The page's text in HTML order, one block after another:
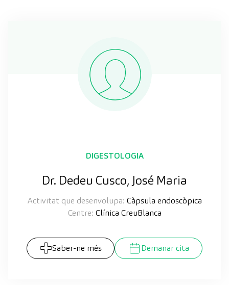
DIGESTOLOGIA
Dr. Dedeu Cusco, José Maria
Activitat que desenvolupa: Càpsula endoscòpica
Centre: Clínica CreuBlanca
Saber-ne més Demanar cita